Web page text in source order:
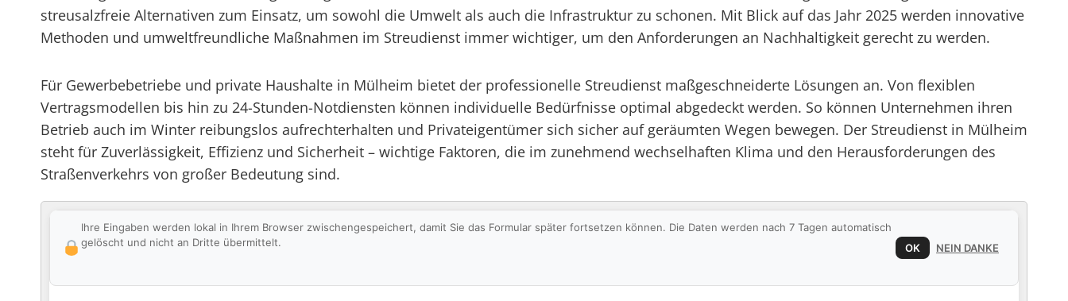
streusalzfreie Alternativen zum Einsatz, um sowohl die Umwelt als auch die Infrastruktur zu schonen. Mit Blick auf das Jahr 2025 werden innovative
Methoden und umweltfreundliche Maßnahmen im Streudienst immer wichtiger, um den Anforderungen an Nachhaltigkeit gerecht zu werden.
Für Gewerbebetriebe und private Haushalte in Mülheim bietet der professionelle Streudienst maßgeschneiderte Lösungen an. Von flexiblen
Vertragsmodellen bis hin zu 24-Stunden-Notdiensten können individuelle Bedürfnisse optimal abgedeckt werden. So können Unternehmen ihren
Betrieb auch im Winter reibungslos aufrechterhalten und Privateigentümer sich sicher auf geräumten Wegen bewegen. Der Streudienst in Mülheim
steht für Zuverlässigkeit, Effizienz und Sicherheit – wichtige Faktoren, die im zunehmend wechselhaften Klima und den Herausforderungen des
Straßenverkehrs von großer Bedeutung sind.
Ihre Eingaben werden lokal in Ihrem Browser zwischengespeichert, damit Sie das Formular später fortsetzen können. Die Daten werden nach 7 Tagen automatisch
gelöscht und nicht an Dritte übermittelt.
OK NEIN DANKE